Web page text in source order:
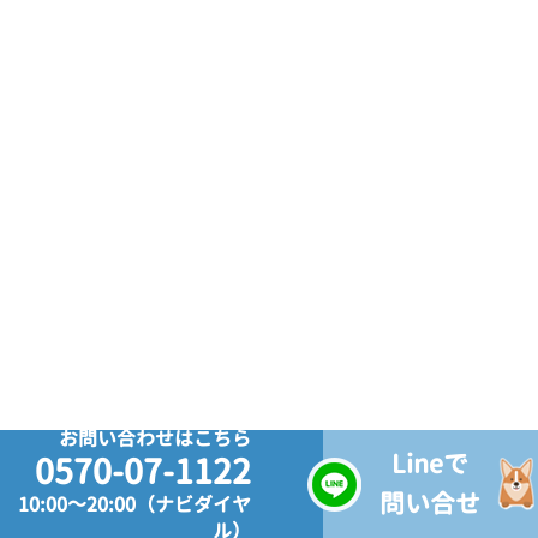
お問い合わせはこちら
0570-07-1122
10:00～20:00（ナビダイヤ
ル）
Lineで
問い合せ